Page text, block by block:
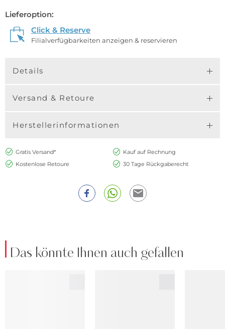
Lieferoption:
Click & Reserve
Filialverfügbarkeiten anzeigen & reservieren
Details
Versand & Retoure
Herstellerinformationen
Gratis Versand*
Kauf auf Rechnung
Kostenlose Retoure
30 Tage Rückgaberecht
Das könnte Ihnen auch gefallen